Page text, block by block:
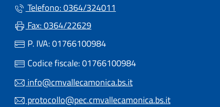
Telefono: 0364/324011
Fax: 0364/22629
P. IVA: 01766100984
Codice fiscale: 01766100984
info@cmvallecamonica.bs.it
protocollo@pec.cmvallecamonica.bs.it